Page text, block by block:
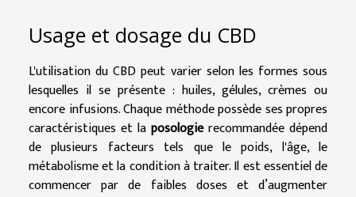
Usage et dosage du CBD
L'utilisation du CBD peut varier selon les formes sous
lesquelles il se présente : huiles, gélules, crèmes ou
encore infusions. Chaque méthode possède ses propres
caractéristiques et la posologierecommandée dépend
de plusieurs facteurs tels que le poids, l'âge, le
métabolisme et la condition à traiter. Il est essentiel de
commencer par de faibles doses et d’augmenter